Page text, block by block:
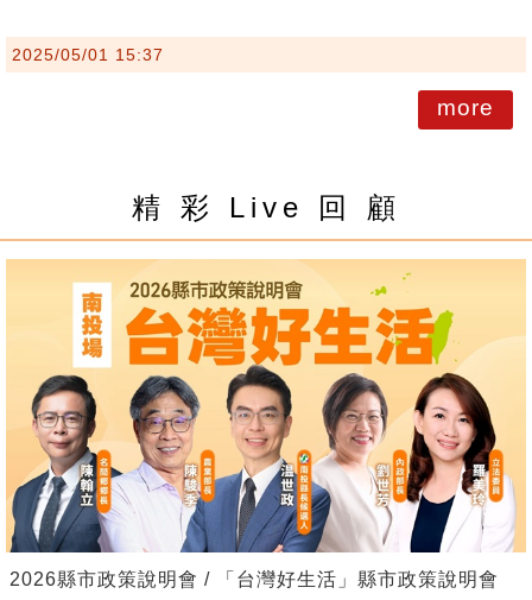
2025/05/01 15:37
more
精 彩 Live 回 顧
2026縣市政策說明會 / 「台灣好生活」縣市政策說明會